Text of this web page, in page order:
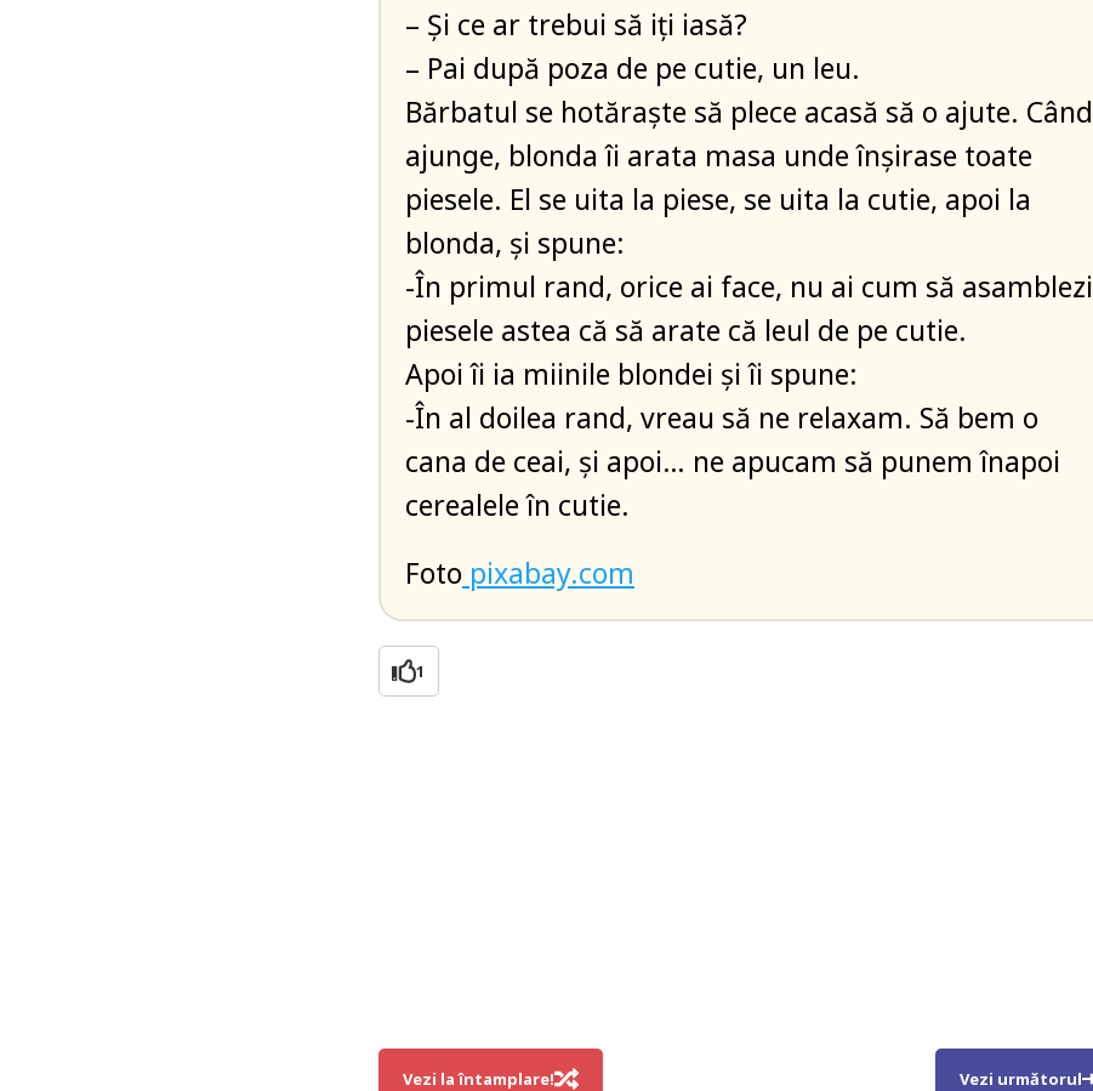
– Și ce ar trebui să iți iasă?
– Pai după poza de pe cutie, un leu.
Bărbatul se hotăraște să plece acasă să o ajute. Când
ajunge, blonda îi arata masa unde înșirase toate
piesele. El se uita la piese, se uita la cutie, apoi la
blonda, și spune:
-În primul rand, orice ai face, nu ai cum să asamblezi
piesele astea că să arate că leul de pe cutie.
Apoi îi ia miinile blondei și îi spune:
-În al doilea rand, vreau să ne relaxam. Să bem o
cana de ceai, și apoi… ne apucam să punem înapoi
cerealele în cutie.
Foto pixabay.com
1
Vezi la întamplare! Vezi următorul